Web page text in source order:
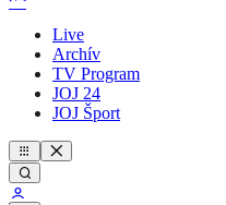
Live
Archív
TV Program
JOJ 24
JOJ Šport